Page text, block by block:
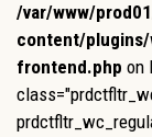
/var/www/
content/
frontend.php on